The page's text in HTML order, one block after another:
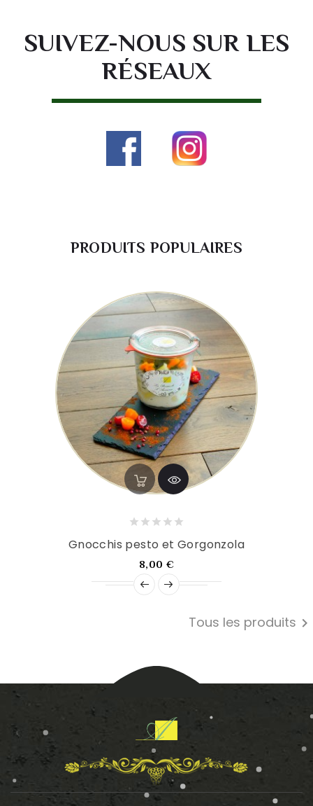
SUIVEZ-NOUS SUR LES
RÉSEAUX
PRODUITS POPULAIRES
Gnocchis pesto et Gorgonzola
8,00 €Prix
Tous les produits 